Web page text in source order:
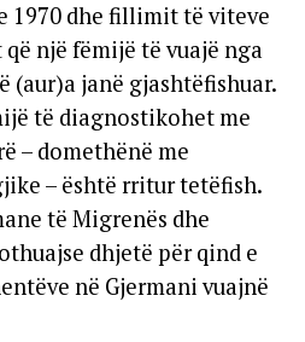
1970 dhe fillimit të viteve
një fëmijë të vuajë nga
(aur)a janë gjashtëfishuar.
të diagnostikohet me
– domethënë me
– është rritur tetëfish.
të Migrenës dhe
dhjetë për qind e
në Gjermani vuajnë